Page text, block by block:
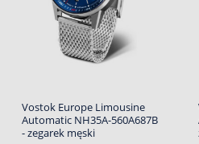
Vostok Europe Limousine
Automatic NH35A-560A687B
- zegarek męski